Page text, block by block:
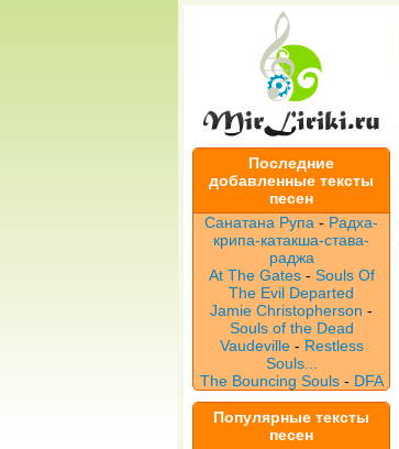
Последние
добавленные тексты
песен
Санатана Рупа - Радха-
крипа-катакша-става-
раджа
At The Gates- Souls Of
The Evil Departed
Jamie Christopherson -
Souls of the Dead
Vaudeville - Restless
Souls...
The Bouncing Souls- DFA
Популярные тексты
песен